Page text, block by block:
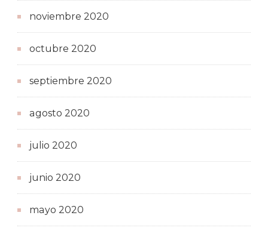
noviembre 2020
octubre 2020
septiembre 2020
agosto 2020
julio 2020
junio 2020
mayo 2020